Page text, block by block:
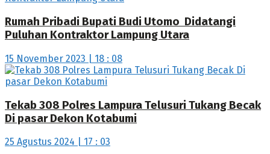
Rumah Pribadi Bupati Budi Utomo Didatangi
Puluhan Kontraktor Lampung Utara
15 November 2023 | 18 : 08
Tekab 308 Polres Lampura Telusuri Tukang Becak
Di pasar Dekon Kotabumi
25 Agustus 2024 | 17 : 03